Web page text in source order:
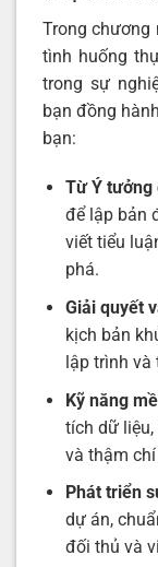
Trong chương
tình huống
trong sự
bạn đồng
bạn:
Từ Ý tưởng
để lập bản
viết tiểu
phá.
Giải quyết
kịch bản
lập trình và
Kỹ năng
tích dữ
và thậm
Phát triển
dự án,
đối thủ và